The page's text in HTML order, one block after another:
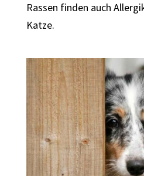
Rassen finden auch
Katze.